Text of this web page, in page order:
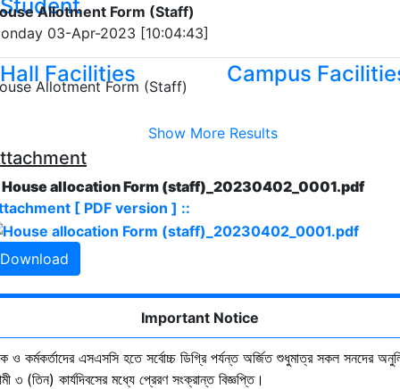
Student
Hall Facilities Campus
Show More Results
Allotment Form (Staff)
03-Apr-2023 [10:04:43]
Allotment Form (Staff)
House allocation Form (staff)_20230402_0001.pdf
[ PDF version ] ::
Download
Important Notice
ও কর্মকর্তাদের এসএসসি হতে সর্বোচ্চ ডিগ্রি পর্যন্ত অর্জিত শুধুমাত্র সকল সনদের
৩ (তিন) কার্যদিবসের মধ্যে প্রেরণ সংক্রান্ত বিজ্ঞপ্তি।